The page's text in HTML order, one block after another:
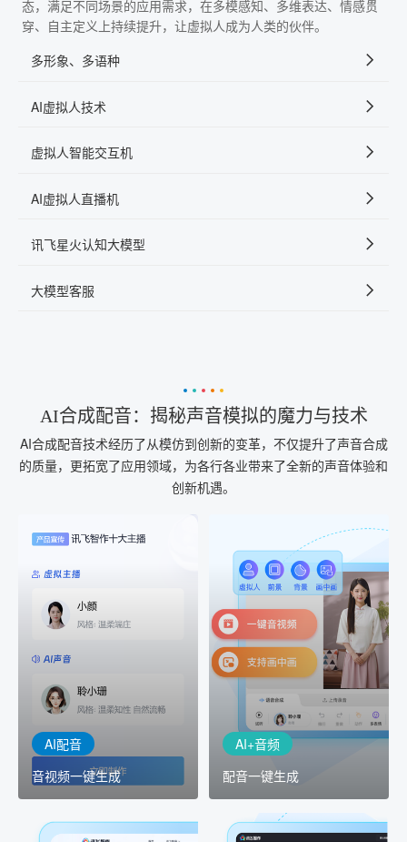
态，满足不同场景的应用需求，在多模感知、多维表达、情感贯
穿、自主定义上持续提升，让虚拟人成为人类的伙伴。
多形象、多语种
AI虚拟人技术
虚拟人智能交互机
AI虚拟人直播机
讯飞星火认知大模型
大模型客服
AI合成配音：揭秘声音模拟的魔力与技术
AI合成配音技术经历了从模仿到创新的变革，不仅提升了声音合成
的质量，更拓宽了应用领域，为各行各业带来了全新的声音体验和
创新机遇。
AI配音
音视频一键生成
AI配音
音视频一键生成
室"中输入文本或录音，一
出
AI+音频
配音一键生成
AI+音频
配音一键生成
AI+音频：基于全球领先的
TTS能力打造的AI音频制作
工具，输入文本、选择发
音人即可一键生成专业音